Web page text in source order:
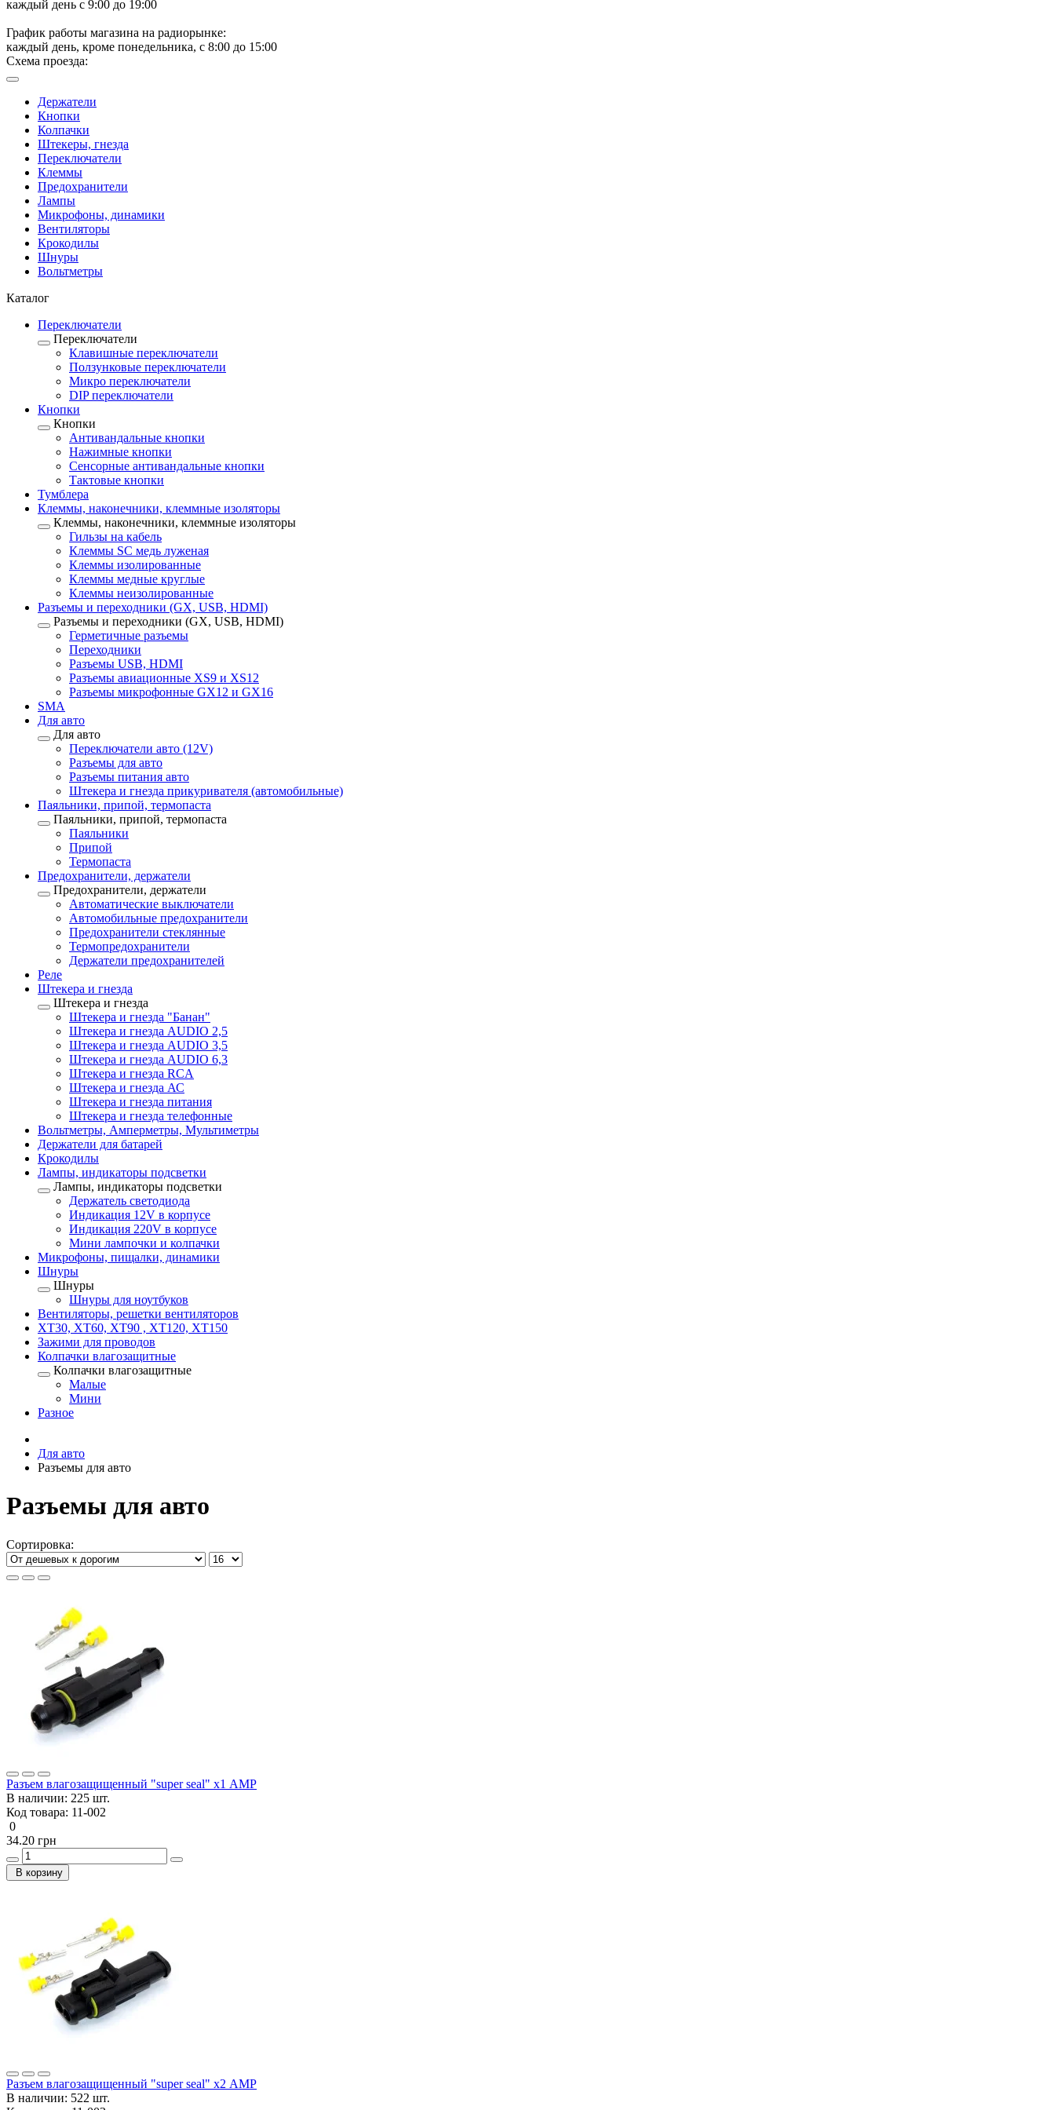
каждый день с 9:00 до 19:00
График работы магазина на радиорынке:
каждый день, кроме понедельника, с 8:00 до 15:00
Схема проезда:
Держатели
Кнопки
Колпачки
Штекеры, гнезда
Переключатели
Клеммы
Предохранители
Лампы
Микрофоны, динамики
Вентиляторы
Крокодилы
Шнуры
Вольтметры
Каталог
Переключатели
Переключатели
Клавишные переключатели
Ползунковые переключатели
Микро переключатели
DIP переключатели
Кнопки
Кнопки
Антивандальные кнопки
Нажимные кнопки
Сенсорные антивандальные кнопки
Тактовые кнопки
Тумблера
Клеммы, наконечники, клеммные изоляторы
Клеммы, наконечники, клеммные изоляторы
Гильзы на кабель
Клеммы SC медь луженая
Клеммы изолированные
Клеммы медные круглые
Клеммы неизолированные
Разъемы и переходники (GX, USB, HDMI)
Разъемы и переходники (GX, USB, HDMI)
Герметичные разъемы
Переходники
Разъемы USB, HDMI
Разъемы авиационные XS9 и XS12
Разъемы микрофонные GX12 и GX16
SMA
Для авто
Для авто
Переключатели авто (12V)
Разъемы для авто
Разъемы питания авто
Штекера и гнезда прикуривателя (автомобильные)
Паяльники, припой, термопаста
Паяльники, припой, термопаста
Паяльники
Припой
Термопаста
Предохранители, держатели
Предохранители, держатели
Автоматические выключатели
Автомобильные предохранители
Предохранители стеклянные
Термопредохранители
Держатели предохранителей
Реле
Штекера и гнезда
Штекера и гнезда
Штекера и гнезда "Банан"
Штекера и гнезда AUDIO 2,5
Штекера и гнезда AUDIO 3,5
Штекера и гнезда AUDIO 6,3
Штекера и гнезда RCA
Штекера и гнезда АС
Штекера и гнезда питания
Штекера и гнезда телефонные
Вольтметры, Амперметры, Мультиметры
Держатели для батарей
Крокодилы
Лампы, индикаторы подсветки
Лампы, индикаторы подсветки
Держатель светодиода
Индикация 12V в корпусе
Индикация 220V в корпусе
Мини лампочки и колпачки
Микрофоны, пищалки, динамики
Шнуры
Шнуры
Шнуры для ноутбуков
Вентиляторы, решетки вентиляторов
XT30, XT60, XT90 , XT120, XT150
Зажими для проводов
Колпачки влагозащитные
Колпачки влагозащитные
Малые
Мини
Разное
Для авто
Разъемы для авто
Разъемы для авто
Сортировка:
Разъем влагозащищенный "super seal" х1 AMP
В наличии: 225 шт.
Код товара: 11-002
0
34.20 грн
В корзину
Разъем влагозащищенный "super seal" х2 AMP
В наличии: 522 шт.